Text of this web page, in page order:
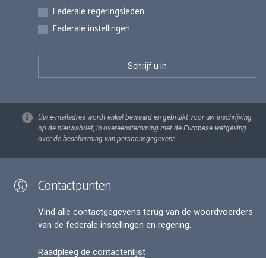
Federale regeringsleden
Federale instellingen
Uw e-mailadres wordt enkel bewaard en gebruikt voor uw inschrijving
op de nieuwsbrief, in overeenstemming met de Europese wetgeving
over de bescherming van persoonsgegevens.
Contactpunten
Vind alle contactgegevens terug van de woordvoerders
van de federale instellingen en regering.
Raadpleeg de contactenlijst